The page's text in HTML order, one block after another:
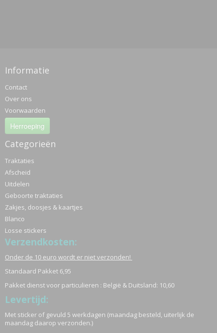
Informatie
Contact
Over ons
Voorwaarden
Herroeping
Categorieën
Traktaties
Afscheid
Uitdelen
Geboorte traktaties
Zakjes, doosjes & kaartjes
Blanco
Losse stickers
Verzendkosten:
Onder de 10 euro wordt er niet verzonden!
Standaard Pakket 6,95
Pakket dienst voor particulieren : België & Duitsland: 10,60
Levertijd:
Met sticker of gevuld 5 werkdagen (maandag besteld, uiterlijk de
maandag daarop verzonden.)